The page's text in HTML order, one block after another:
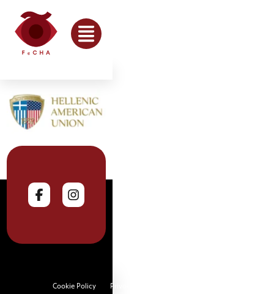
Cookie Policy Privacy Policy